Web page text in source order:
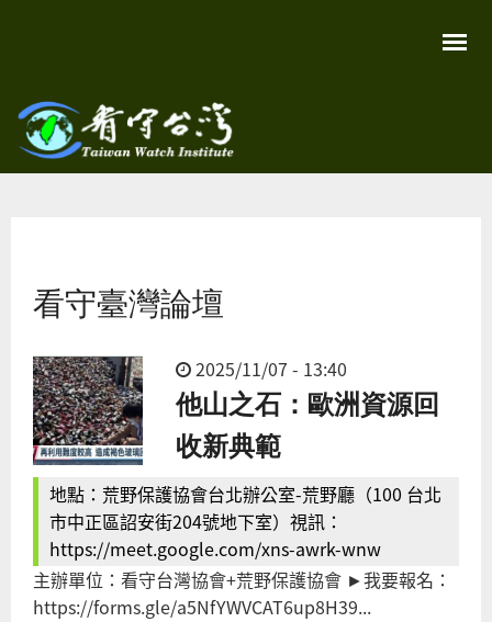
容
Watch
看守臺灣論壇
2025/11/07 - 13:40
他山之石：歐洲資源回
收新典範
地點：荒野保護協會台北辦公室-荒野廳（100 台北
市中正區詔安街204號地下室）視訊：
https://meet.google.com/xns-awrk-wnw
主辦單位：看守台灣協會+荒野保護協會 ►我要報名：
https://forms.gle/a5NfYWVCAT6up8H39...
頁面